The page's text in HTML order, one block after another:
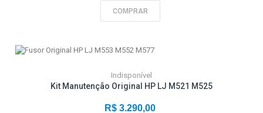
COMPRAR
Indisponível
Kit Manutenção Original HP LJ M521 M525
R$ 3.290,00